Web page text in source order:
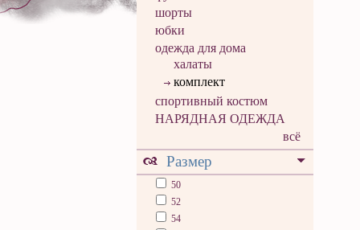
шорты
юбки
одежда для дома
халаты
комплект
спортивный костюм
НАРЯДНАЯ ОДЕЖДА
всё
Размер
50
52
54